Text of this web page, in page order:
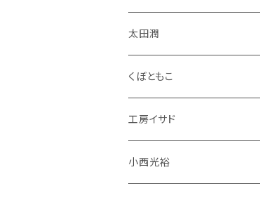
太田潤
くぼともこ
工房イサド
小西光裕